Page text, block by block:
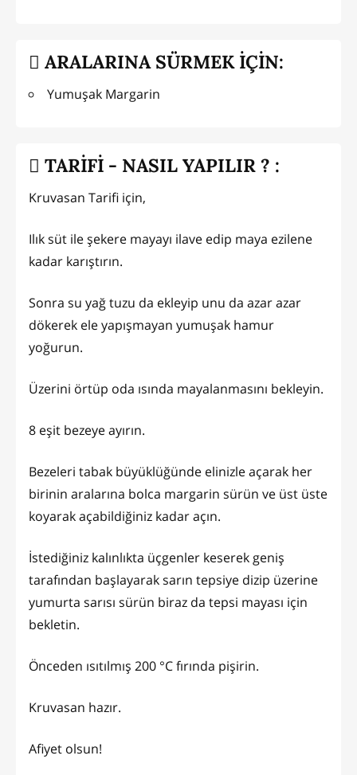
ARALARINA SÜRMEK İÇİN:
Yumuşak Margarin
TARİFİ - NASIL YAPILIR ? :
Kruvasan Tarifi için,
Ilık süt ile şekere mayayı ilave edip maya ezilene
kadar karıştırın.
Sonra su yağ tuzu da ekleyip unu da azar azar
dökerek ele yapışmayan yumuşak hamur
yoğurun.
Üzerini örtüp oda ısında mayalanmasını bekleyin.
8 eşit bezeye ayırın.
Bezeleri tabak büyüklüğünde elinizle açarak her
birinin aralarına bolca margarin sürün ve üst üste
koyarak açabildiğiniz kadar açın.
İstediğiniz kalınlıkta üçgenler keserek geniş
tarafından başlayarak sarın tepsiye dizip üzerine
yumurta sarısı sürün biraz da tepsi mayası için
bekletin.
Önceden ısıtılmış 200 °C fırında pişirin.
Kruvasan hazır.
Afiyet olsun!